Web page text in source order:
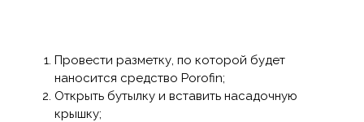
Провести разметку, по которой будет
наносится средство Porofin;
Открыть бутылку и вставить насадочную
крышку;